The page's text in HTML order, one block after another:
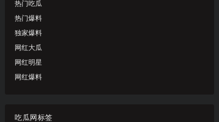
热门吃瓜
热门爆料
独家爆料
网红大瓜
网红明星
网红爆料
吃瓜网标签